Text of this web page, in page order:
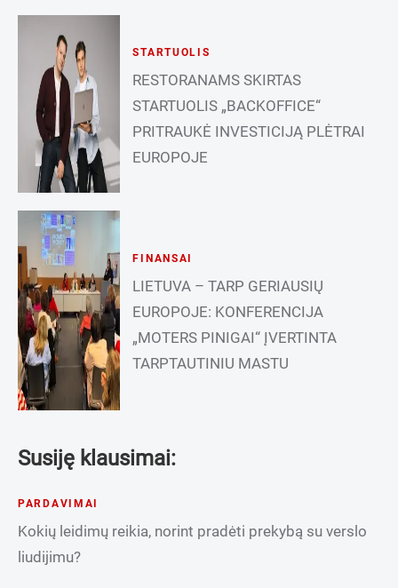
STARTUOLIS
RESTORANAMS SKIRTAS
STARTUOLIS „BACKOFFICE“
PRITRAUKĖ INVESTICIJĄ PLĖTRAI
EUROPOJE
FINANSAI
LIETUVA – TARP GERIAUSIŲ
EUROPOJE: KONFERENCIJA
„MOTERS PINIGAI“ ĮVERTINTA
TARPTAUTINIU MASTU
Susiję klausimai:
PARDAVIMAI
Kokių leidimų reikia, norint pradėti prekybą su verslo
liudijimu?